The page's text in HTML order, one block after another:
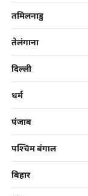
तमिलनाडु
तेलंगाना
दिल्ली
धर्म
पंजाब
पश्चिम बंगाल
बिहार